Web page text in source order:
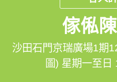
傢俬
沙田石門京瑞廣場1期
圖) 星期一至日